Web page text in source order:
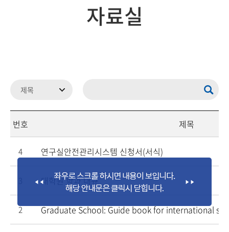
자료실
번호 제목
4 연구실안전관리시스템 신청서(서식)
대학원 학과 내규
2 Graduate School: Guide book for international